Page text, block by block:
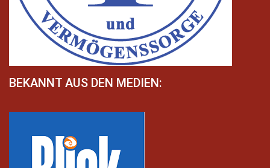
BEKANNT AUS DEN MEDIEN: